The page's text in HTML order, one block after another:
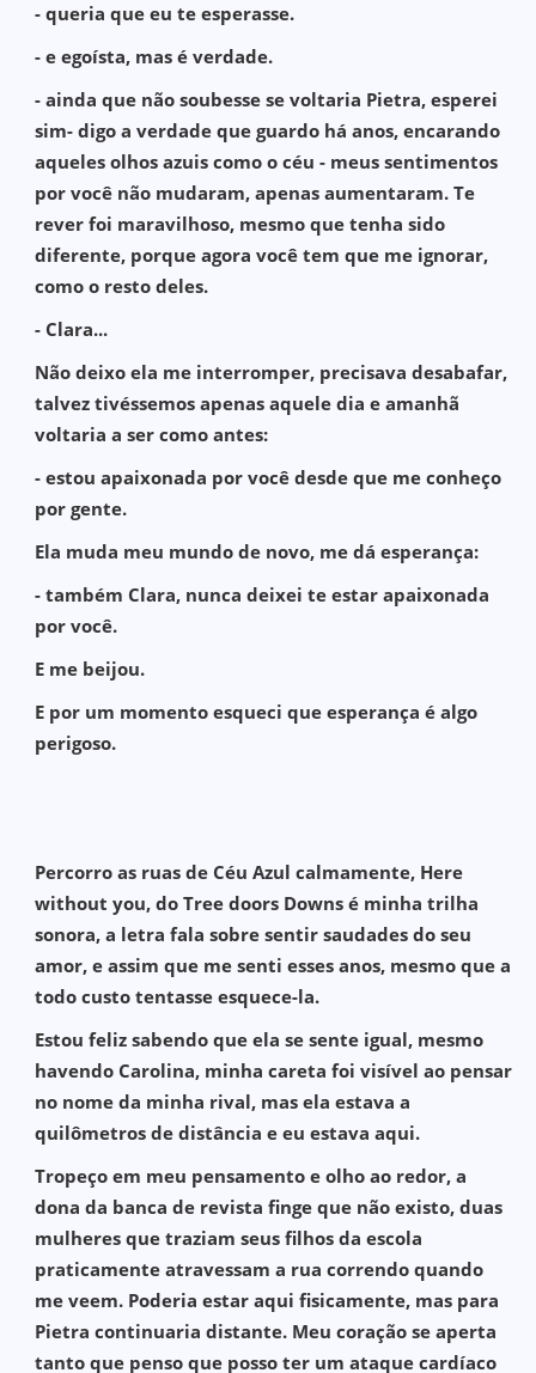
- queria que eu te esperasse.
- e egoísta, mas é verdade.
- ainda que não soubesse se voltaria Pietra, esperei
sim- digo a verdade que guardo há anos, encarando
aqueles olhos azuis como o céu - meus sentimentos
por você não mudaram, apenas aumentaram. Te
rever foi maravilhoso, mesmo que tenha sido
diferente, porque agora você tem que me ignorar,
como o resto deles.
- Clara...
Não deixo ela me interromper, precisava desabafar,
talvez tivéssemos apenas aquele dia e amanhã
voltaria a ser como antes:
- estou apaixonada por você desde que me conheço
por gente.
Ela muda meu mundo de novo, me dá esperança:
- também Clara, nunca deixei te estar apaixonada
por você.
E me beijou.
E por um momento esqueci que esperança é algo
perigoso.
Percorro as ruas de Céu Azul calmamente, Here
without you, do Tree doors Downs é minha trilha
sonora, a letra fala sobre sentir saudades do seu
amor, e assim que me senti esses anos, mesmo que a
todo custo tentasse esquece-la.
Estou feliz sabendo que ela se sente igual, mesmo
havendo Carolina, minha careta foi visível ao pensar
no nome da minha rival, mas ela estava a
quilômetros de distância e eu estava aqui.
Tropeço em meu pensamento e olho ao redor, a
dona da banca de revista finge que não existo, duas
mulheres que traziam seus filhos da escola
praticamente atravessam a rua correndo quando
me veem. Poderia estar aqui fisicamente, mas para
Pietra continuaria distante. Meu coração se aperta
tanto que penso que posso ter um ataque cardíaco